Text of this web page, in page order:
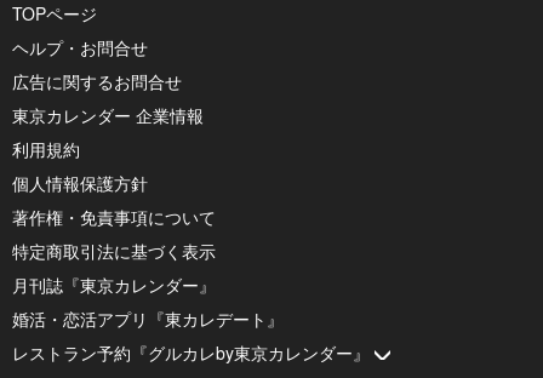
TOPページ
ヘルプ・お問合せ
広告に関するお問合せ
東京カレンダー 企業情報
利用規約
個人情報保護方針
著作権・免責事項について
特定商取引法に基づく表示
月刊誌『東京カレンダー』
婚活・恋活アプリ『東カレデート』
レストラン予約『グルカレby東京カレンダー』